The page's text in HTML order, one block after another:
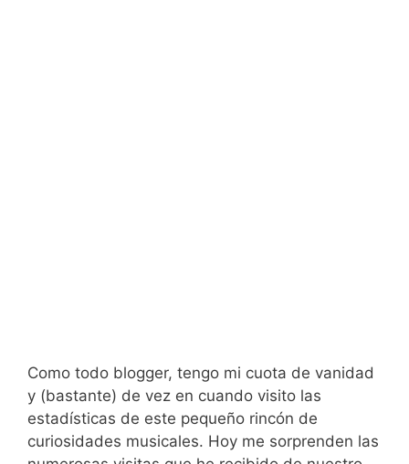
Como todo blogger, tengo mi cuota de vanidad
y (bastante) de vez en cuando visito las
estadísticas de este pequeño rincón de
curiosidades musicales. Hoy me sorprenden las